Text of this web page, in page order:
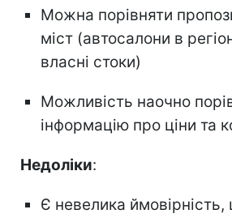
Можна порівняти
міст (автосалони в
власні стоки)
Можливість наочно
інформацію про ціни та
Недоліки:
Є невелика